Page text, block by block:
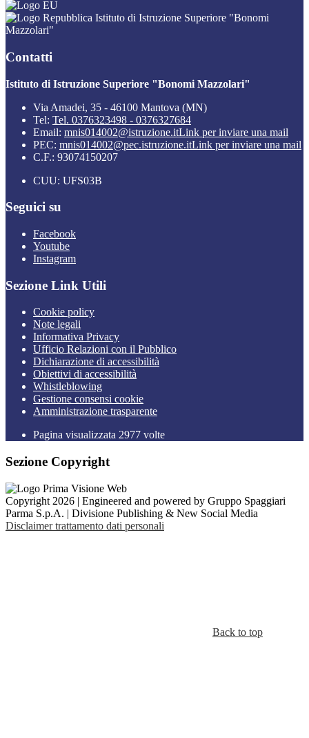
Istituto di Istruzione Superiore "Bonomi
Mazzolari"
Contatti
Istituto di Istruzione Superiore "Bonomi Mazzolari"
Via Amadei, 35 - 46100 Mantova (MN)
Tel: Tel. 0376323498 - 0376327684
Email: mnis014002@istruzione.itLink per inviare una mail
PEC: mnis014002@pec.istruzione.itLink per inviare una mail
C.F.: 93074150207
CUU: UFS03B
Seguici su
Facebook
Youtube
Instagram
Sezione Link Utili
Cookie policy
Note legali
Informativa Privacy
Ufficio Relazioni con il Pubblico
Dichiarazione di accessibilità
Obiettivi di accessibilità
Whistleblowing
Gestione consensi cookie
Amministrazione trasparente
Pagina visualizzata 2977 volte
Sezione Copyright
Copyright 2026 | Engineered and powered by Gruppo Spaggiari
Parma S.p.A. | Divisione Publishing & New Social Media
Disclaimer trattamento dati personali
Back to top